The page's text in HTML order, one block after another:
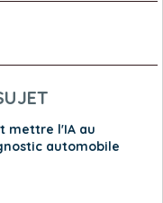
mettre l'IA au
automobile